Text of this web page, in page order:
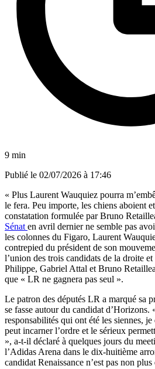
9 min
Publié le 02/07/2026 à 17:46
« Plus Laurent Wauquiez pourra
le fera. Peu importe, les chiens aboient
constatation formulée par Bruno
Sénat en avril dernier ne semble pas
les colonnes du Figaro, Laurent
contrepied du président de son
l’union des trois candidats de la droite
Philippe, Gabriel Attal et Bruno
que « LR ne gagnera pas seul ».
Le patron des députés LR a marqué sa
se fasse autour du candidat d’Horizons.
responsabilités qui ont été les siennes,
peut incarner l’ordre et le sérieux
», a-t-il déclaré à quelques jours du
l’Adidas Arena dans le dix-huitième
candidat Renaissance n’est pas non